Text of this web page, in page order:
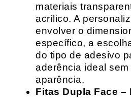
materiais
acrílico. A
envolver o
específico, a
do tipo de adesivo
aderência ideal
aparência.
Fitas Dupla Face –